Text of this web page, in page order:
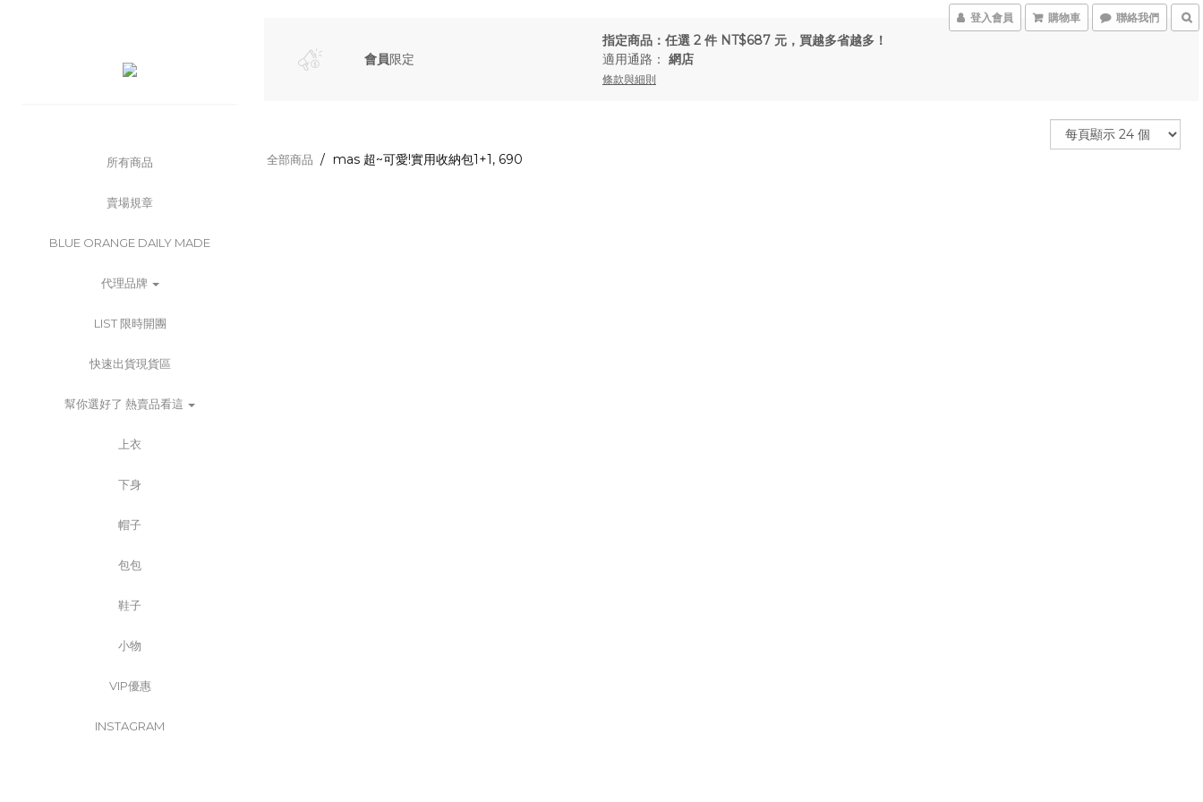
登入會員 購物車 聯絡我們
所有商品
賣場規章
BLUE ORANGE DAILY MADE
代理品牌
LIST 限時開團
快速出貨現貨區
幫你選好了 熱賣品看這
上衣
下身
帽子
包包
鞋子
小物
VIP優惠
INSTAGRAM
會員限定
指定商品：任選 2 件 NT$687 元，買越多省越多！
適用通路： 網店
條款與細則
全部商品 mas 超~可愛!實用收納包1+1, 690